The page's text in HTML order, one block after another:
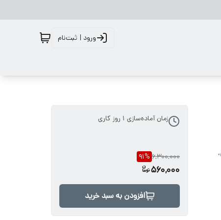
ورود | ثبت‌نام
،
زمان آماده‌سازی 1 روز کاری
6,300,000
91%
560,000
افزودن به سبد خرید